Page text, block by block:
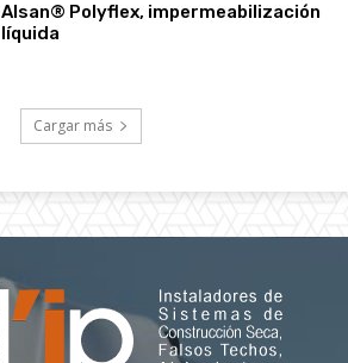
Alsan® Polyflex, impermeabilización
líquida
Cargar más